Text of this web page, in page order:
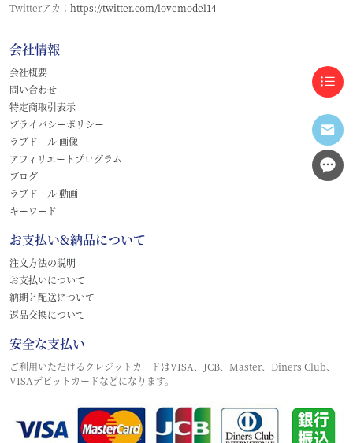
Twitterアカ： https://twitter.com/lovemodel14
会社情報
会社概要
問い合わせ
特定商取引表示
プライバシーポリシー
ラブドール 画像
アフィリエートプログラム
ブログ
ラブドール 動画
キーワード
お支払い&納品について
注文方法の説明
お支払いについて
納期と配送について
返品交換について
安全な支払い
ご利用いただけるクレジットカードはVISA、JCB、Master、Diners Club、
VISAデビットカードなどになります。